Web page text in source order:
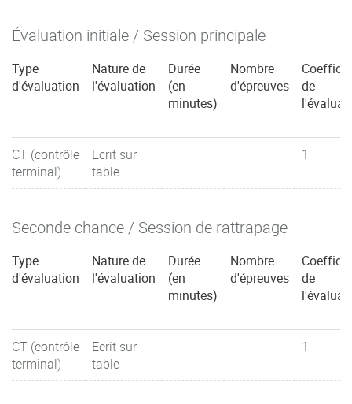
Évaluation initiale / Session principale
Type
d'évaluation
Nature de
l'évaluation
Durée
(en
minutes)
Nombre
d'épreuves
de
CT (contrôle
terminal)
Ecrit sur
table
1
Seconde chance / Session de rattrapage
Type
d'évaluation
Nature de
l'évaluation
Durée
(en
minutes)
Nombre
d'épreuves
de
CT (contrôle
terminal)
Ecrit sur
table
1